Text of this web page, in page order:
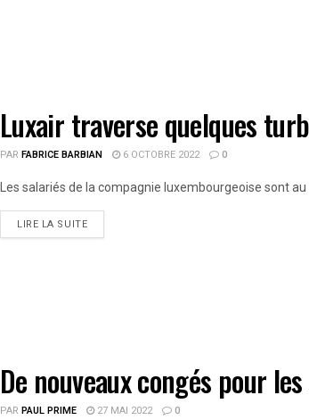
Luxair traverse quelques
PAR FABRICE BARBIAN 6 OCTOBRE 2022 0
Les salariés de la compagnie luxembourgeoise sont au
LIRE LA SUITE
De nouveaux congés pour
PAR PAUL PRIME 27 MAI 2022 0